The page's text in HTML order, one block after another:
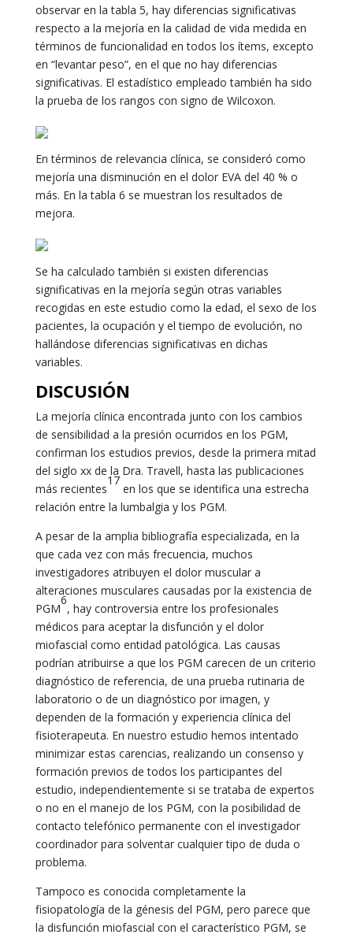
observar en la tabla 5, hay diferencias significativas
respecto a la mejoría en la calidad de vida medida en
términos de funcionalidad en todos los ítems, excepto
en “levantar peso”, en el que no hay diferencias
significativas. El estadístico empleado también ha sido
la prueba de los rangos con signo de Wilcoxon.
En términos de relevancia clínica, se consideró como
mejoría una disminución en el dolor EVA del 40 % o
más. En la tabla 6 se muestran los resultados de
mejora.
Se ha calculado también si existen diferencias
significativas en la mejoría según otras variables
recogidas en este estudio como la edad, el sexo de los
pacientes, la ocupación y el tiempo de evolución, no
hallándose diferencias significativas en dichas
variables.
DISCUSIÓN
La mejoría clínica encontrada junto con los cambios
de sensibilidad a la presión ocurridos en los PGM,
confirman los estudios previos, desde la primera mitad
del siglo xx de la Dra. Travell, hasta las publicaciones
más recientes
17
en los que se identifica una estrecha
relación entre la lumbalgia y los PGM.
A pesar de la amplia bibliografía especializada, en la
que cada vez con más frecuencia, muchos
investigadores atribuyen el dolor muscular a
alteraciones musculares causadas por la existencia de
PGM
6
, hay controversia entre los profesionales
médicos para aceptar la disfunción y el dolor
miofascial como entidad patológica. Las causas
podrían atribuirse a que los PGM carecen de un criterio
diagnóstico de referencia, de una prueba rutinaria de
laboratorio o de un diagnóstico por imagen, y
dependen de la formación y experiencia clínica del
fisioterapeuta. En nuestro estudio hemos intentado
minimizar estas carencias, realizando un consenso y
formación previos de todos los participantes del
estudio, independientemente si se trataba de expertos
o no en el manejo de los PGM, con la posibilidad de
contacto telefónico permanente con el investigador
coordinador para solventar cualquier tipo de duda o
problema.
Tampoco es conocida completamente la
fisiopatología de la génesis del PGM, pero parece que
la disfunción miofascial con el característico PGM, se